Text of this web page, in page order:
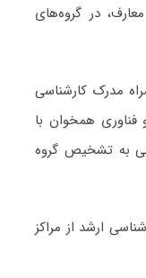
درسی معارف، در گروه‌های
مدرک کارشناسی
فناوری همخوان با
به تشخیص گروه
ارشد از مراکز